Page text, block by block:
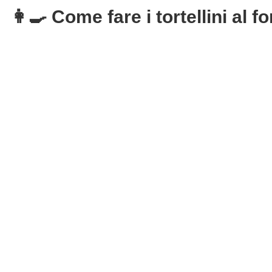
👩‍🍳 Come fare i tortellini al